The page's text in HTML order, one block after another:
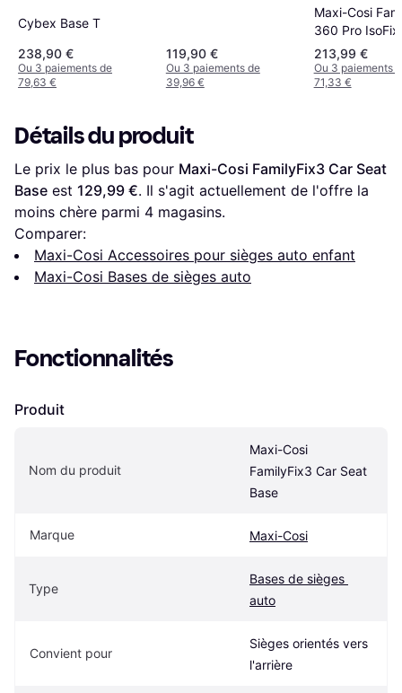
Cybex Base T
238,90 €
Ou 3 paiements de
79,63 €
119,90 €
Ou 3 paiements de
39,96 €
Maxi-Cosi
360 Pro IsoFix
213,99 €
Ou 3 paiements
71,33 €
Détails du produit
Le prix le plus bas pour Maxi-Cosi FamilyFix3 Car Seat
Base est 129,99 €. Il s'agit actuellement de l'offre la
moins chère parmi 4 magasins.
Comparer:
Maxi-Cosi Accessoires pour sièges auto enfant
Maxi-Cosi Bases de sièges auto
Fonctionnalités
Produit
Nom du produit
Maxi-Cosi
FamilyFix3 Car Seat
Base
Marque Maxi-Cosi
Type
Bases de sièges
auto
Convient pour
Sièges orientés vers
l'arrière